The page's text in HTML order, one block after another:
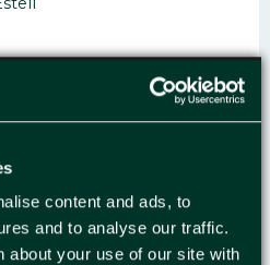
content and ads, to
and to analyse our traffic.
about your use of our site with
1L
av släta ytor, Estell
för desinfektion av släta